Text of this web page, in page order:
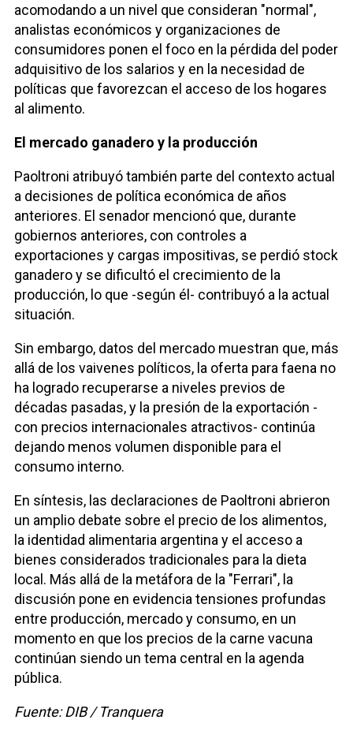
acomodando a un nivel que consideran "normal",
analistas económicos y organizaciones de
consumidores ponen el foco en la pérdida del poder
adquisitivo de los salarios y en la necesidad de
políticas que favorezcan el acceso de los hogares
al alimento.
El mercado ganadero y la producción
Paoltroni atribuyó también parte del contexto actual
a decisiones de política económica de años
anteriores. El senador mencionó que, durante
gobiernos anteriores, con controles a
exportaciones y cargas impositivas, se perdió stock
ganadero y se dificultó el crecimiento de la
producción, lo que -según él- contribuyó a la actual
situación.
Sin embargo, datos del mercado muestran que, más
allá de los vaivenes políticos, la oferta para faena no
ha logrado recuperarse a niveles previos de
décadas pasadas, y la presión de la exportación -
con precios internacionales atractivos- continúa
dejando menos volumen disponible para el
consumo interno.
En síntesis, las declaraciones de Paoltroni abrieron
un amplio debate sobre el precio de los alimentos,
la identidad alimentaria argentina y el acceso a
bienes considerados tradicionales para la dieta
local. Más allá de la metáfora de la "Ferrari", la
discusión pone en evidencia tensiones profundas
entre producción, mercado y consumo, en un
momento en que los precios de la carne vacuna
continúan siendo un tema central en la agenda
pública.
Fuente: DIB / Tranquera